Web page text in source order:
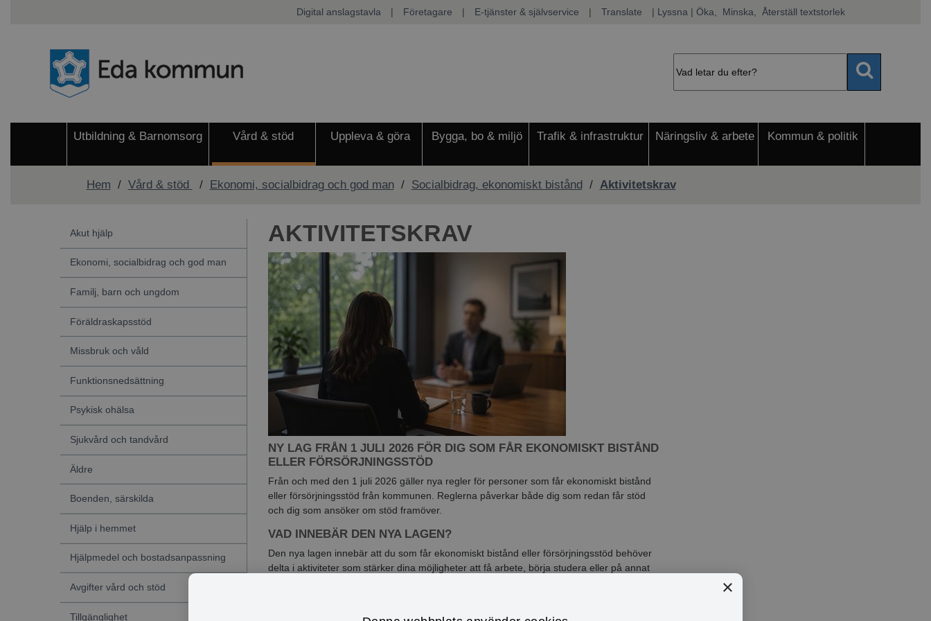
Digital anslagstavla | Företagare | E-tjänster & självservice | Translate | Lyssna | Öka, Minska, Återställ textstorlek
Utbildning & Barnomsorg Vård & stöd Uppleva & göra Bygga, bo & miljö Trafik & infrastruktur Näringsliv & arbete Kommun & politik
Hem / Vård & stöd / Ekonomi, socialbidrag och god man / Socialbidrag, ekonomiskt bistånd / Aktivitetskrav
Akut hjälp
Ekonomi, socialbidrag och god man
Familj, barn och ungdom
Föräldraskapsstöd
Missbruk och våld
Funktionsnedsättning
Psykisk ohälsa
Sjukvård och tandvård
Äldre
Boenden, särskilda
Hjälp i hemmet
Hjälpmedel och bostadsanpassning
Avgifter vård och stöd
Tillgänglighet
AKTIVITETSKRAV
NY LAG FRÅN 1 JULI 2026 FÖR DIG SOM FÅR EKONOMISKT BISTÅND
ELLER FÖRSÖRJNINGSSTÖD
Från och med den 1 juli 2026 gäller nya regler för personer som får ekonomiskt bistånd
eller försörjningsstöd från kommunen. Reglerna påverkar både dig som redan får stöd
och dig som ansöker om stöd framöver.
VAD INNEBÄR DEN NYA LAGEN?
Den nya lagen innebär att du som får ekonomiskt bistånd eller försörjningsstöd behöver
delta i aktiviteter som stärker dina möjligheter att få arbete, börja studera eller på annat
×